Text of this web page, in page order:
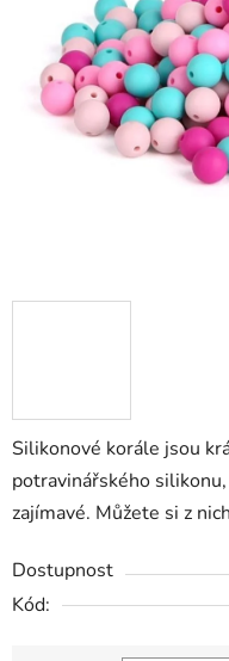
Silikonové korále jsou
potravinářského
zajímavé. Můžete si z
Dostupnost
Kód: